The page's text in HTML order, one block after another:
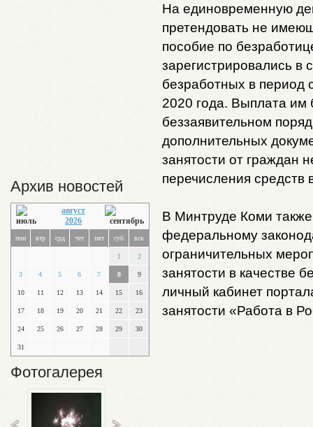
Архив новостей
август
2026
пон втр срд чет пят суб вск
1 2
3 4 5 6 7 8 9
10 11 12 13 14 15 16
17 18 19 20 21 22 23
24 25 26 27 28 29 30
31
Фотогалерея
На единовременную
претендовать не
пособие по
зарегистрировались в
безработных в период
2020 года. Выплата им
беззаявительном
дополнительных
занятости от граждан
перечисления средств
В Минтруде Коми
федеральному
ограничительных
занятости в качестве
личный кабинет
занятости «Работа в